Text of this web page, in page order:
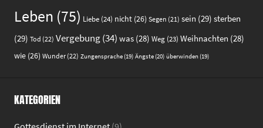
Leben (75) Liebe (24) nicht (26) Segen (21) sein (29) sterben
(29) Tod (22) Vergebung(34) was (28) Weg (23) Weihnachten (28)
wie (26) Wunder (22) Zungensprache (19) Ängste (20) überwinden (19)
KATEGORIEN